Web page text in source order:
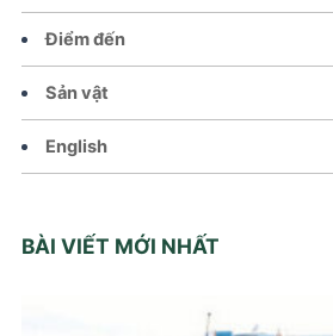
Điểm đến
Sản vật
English
BÀI VIẾT MỚI NHẤT